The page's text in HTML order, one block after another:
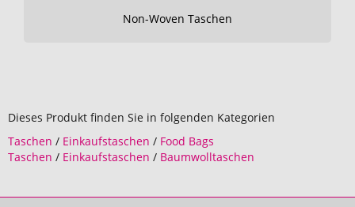
Non-Woven Taschen
Dieses Produkt finden Sie in folgenden Kategorien
Taschen / Einkaufstaschen / Food Bags
Taschen / Einkaufstaschen / Baumwolltaschen